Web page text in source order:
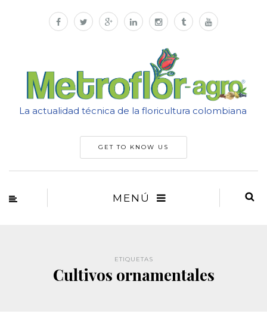
La actualidad técnica de la floricultura colombiana
GET TO KNOW US
MENÚ
ETIQUETAS
Cultivos ornamentales